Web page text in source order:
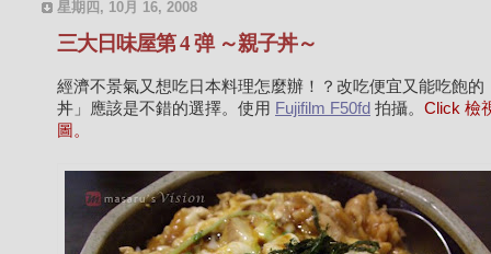
星期四, 10月 16, 2008
三大日味屋第 4 弹 ～親子丼～
經濟不景氣又想吃日本料理怎麼辦！？改吃便宜又能吃飽的
丼」應該是不錯的選擇。使用 Fujifilm F50fd 拍攝。 Click 檢
圖。